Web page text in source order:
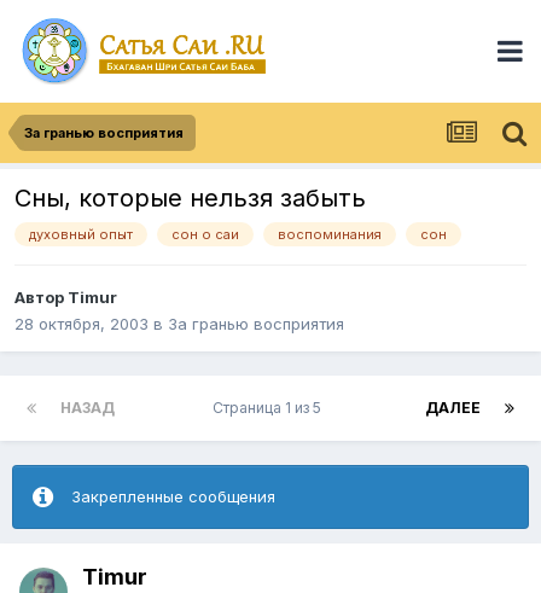
За гранью восприятия
Сны, которые нельзя забыть
духовный опыт сон о саи воспоминания сон
Автор Timur
28 октября, 2003 в За гранью восприятия
НАЗАД ДАЛЕЕ
Страница 1 из 5
Закрепленные сообщения
Timur